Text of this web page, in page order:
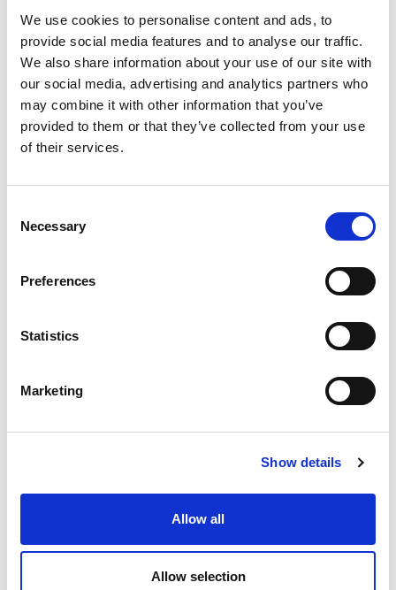
We use cookies to personalise content and ads, to
provide social media features and to analyse our traffic.
We also share information about your use of our site with
our social media, advertising and analytics partners who
may combine it with other information that you’ve
provided to them or that they’ve collected from your use
of their services.
Selection
Necessary
Preferences
Statistics
Marketing
Show details
Allow all
Allow selection
Kontakt
Automatisierungstechnik